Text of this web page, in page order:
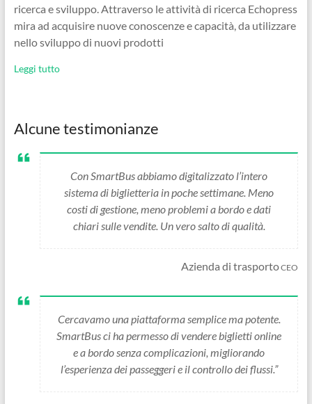
ricerca e sviluppo. Attraverso le attività di ricerca Echopress
mira ad acquisire nuove conoscenze e capacità, da utilizzare
nello sviluppo di nuovi prodotti
Leggi tutto
Alcune testimonianze
Con SmartBus abbiamo digitalizzato l’intero
sistema di biglietteria in poche settimane. Meno
costi di gestione, meno problemi a bordo e dati
chiari sulle vendite. Un vero salto di qualità.
Azienda di trasportoCEO
Cercavamo una piattaforma semplice ma potente.
SmartBus ci ha permesso di vendere biglietti online
e a bordo senza complicazioni, migliorando
l’esperienza dei passeggeri e il controllo dei flussi.”